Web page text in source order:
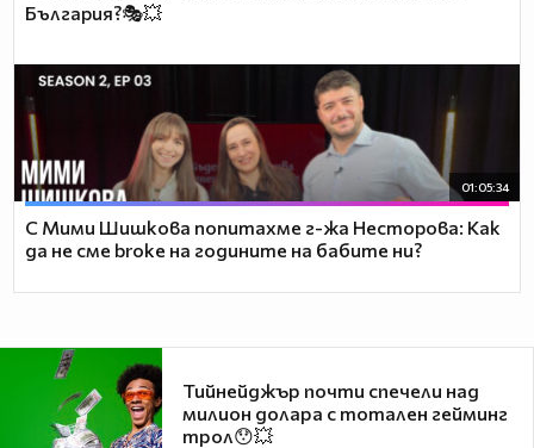
България?🎭💥
01:05:34
С Мими Шишкова попитахме г-жа Несторова: Как
да не сме broke на годините на бабите ни?
Тийнейджър почти спечели над
милион долара с тотален гейминг
трол😯💥